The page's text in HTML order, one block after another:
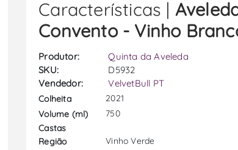
Características |
Convento - Vinho
Produtor:
Quinta da Aveleda
SKU:
D5932
Vendedor:
VelvetBull PT
Colheita
2021
Volume (ml)
750
Castas
Região
Vinho Verde